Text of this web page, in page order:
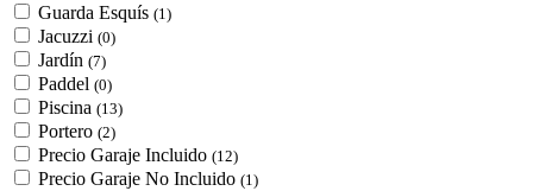
Guarda Esquís (1)
Jacuzzi (0)
Jardín (7)
Paddel (0)
Piscina (13)
Portero (2)
Precio Garaje Incluido (12)
Precio Garaje No Incluido (1)